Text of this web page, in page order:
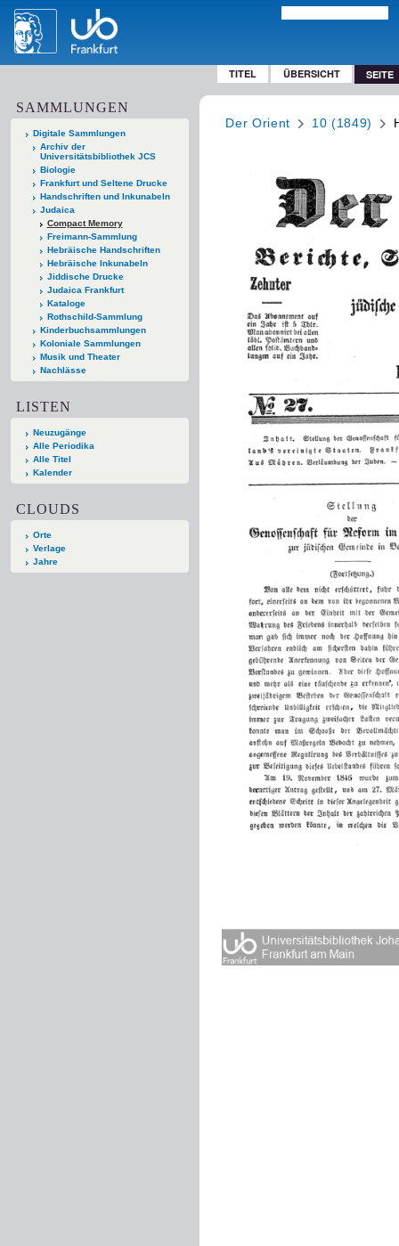
TITEL ÜBERSICHT SEITE
SAMMLUNGEN
Digitale Sammlungen
Archiv der
Universitätsbibliothek JCS
Biologie
Frankfurt und Seltene Drucke
Handschriften und Inkunabeln
Judaica
Compact Memory
Freimann-Sammlung
Hebräische Handschriften
Hebräische Inkunabeln
Jiddische Drucke
Judaica Frankfurt
Kataloge
Rothschild-Sammlung
Kinderbuchsammlungen
Koloniale Sammlungen
Musik und Theater
Nachlässe
LISTEN
Neuzugänge
Alle Periodika
Alle Titel
Kalender
CLOUDS
Orte
Verlage
Jahre
Der Orient 10 (1849)